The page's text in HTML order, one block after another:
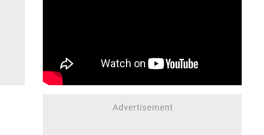
(रजिस्ट्रेशन) कराया है।